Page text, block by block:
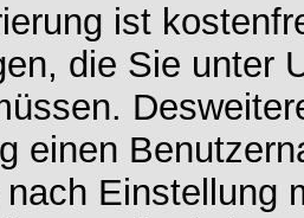
ist
die Sie unter
einen
Einstellung